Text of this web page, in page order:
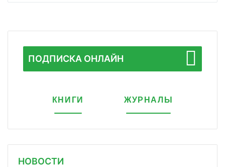
ПОДПИСКА ОНЛАЙН
КНИГИ ЖУРНАЛЫ
НОВОСТИ